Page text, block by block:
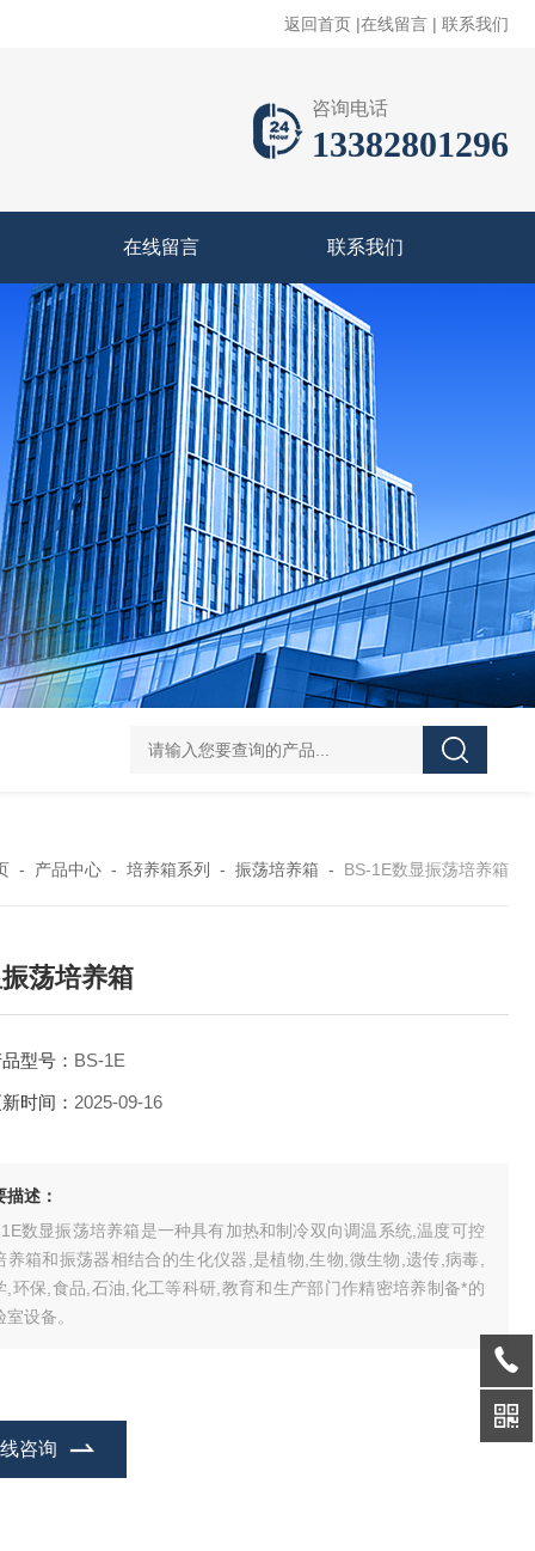
返回首页 |在线留言 | 联系我们
咨询电话
13382801296
在线留言 联系我们
HY-100L大容量恒温油浴锅 YHJ-20恒温搅拌油浴锅 YHJ-4D
- 产品中心 - 培养箱系列 - 振荡培养箱 - BS-1E数显振荡培养箱
荡培养箱
型号： BS-1E
时间： 2025-09-16
描述：
数显振荡培养箱是一种具有加热和制冷双向调温系统,温度可控
养箱和振荡器相结合的生化仪器,是植物,生物,微生物,遗传,病毒,
,环保,食品,石油,化工等科研,教育和生产部门作精密培养制备*的
室设备。
咨询